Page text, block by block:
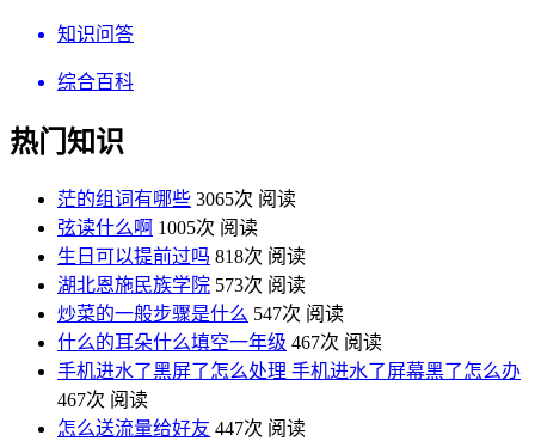
知识问答
综合百科
热门知识
茫的组词有哪些 3065次 阅读
弦读什么啊 1005次 阅读
生日可以提前过吗 818次 阅读
湖北恩施民族学院 573次 阅读
炒菜的一般步骤是什么 547次 阅读
什么的耳朵什么填空一年级 467次 阅读
手机进水了黑屏了怎么处理 手机进水了屏幕黑了怎么办
467次 阅读
怎么送流量给好友 447次 阅读